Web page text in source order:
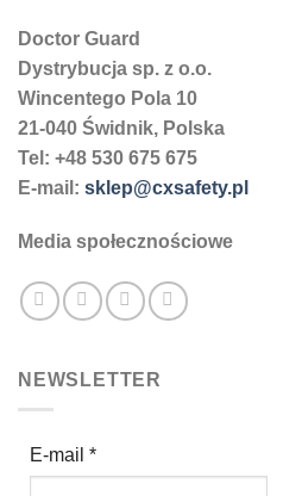
Doctor Guard
Dystrybucja sp. z o.o.
Wincentego Pola 10
21-040 Świdnik, Polska
Tel: +48 530 675 675
E-mail: sklep@cxsafety.pl
Media społecznościowe
NEWSLETTER
E-mail *